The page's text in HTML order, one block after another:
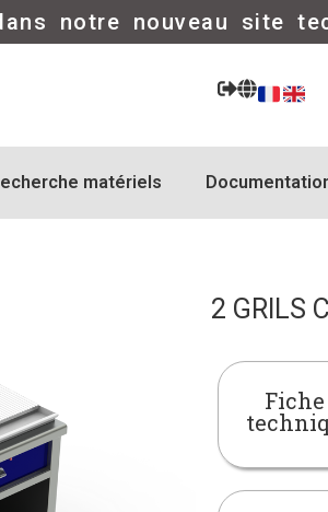
notre nouveau site
matériels
2 GRILS
Fiche